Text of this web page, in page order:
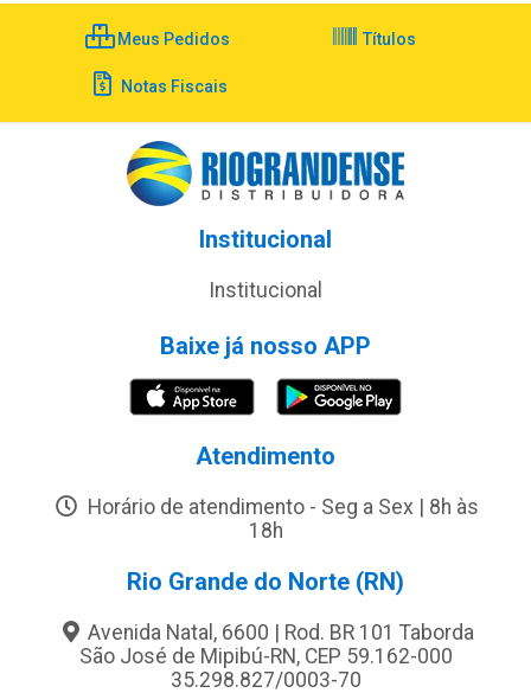
Meus Pedidos Títulos
Notas Fiscais
Institucional
Institucional
Baixe já nosso APP
Atendimento
Horário de atendimento - Seg a Sex | 8h às
18h
Rio Grande do Norte (RN)
Avenida Natal, 6600 | Rod. BR 101 Taborda
São José de Mipibú-RN, CEP 59.162-000
35.298.827/0003-70